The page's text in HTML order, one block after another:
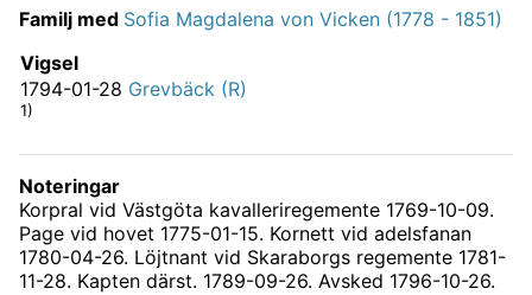
Familj med Sofia Magdalena von Vicken (1778 - 1851)
Vigsel
1794-01-28 Grevbäck (R)
1)
Noteringar
Korpral vid Västgöta kavalleriregemente 1769-10-09.
Page vid hovet 1775-01-15. Kornett vid adelsfanan
1780-04-26. Löjtnant vid Skaraborgs regemente 1781-
11-28. Kapten därst. 1789-09-26. Avsked 1796-10-26.